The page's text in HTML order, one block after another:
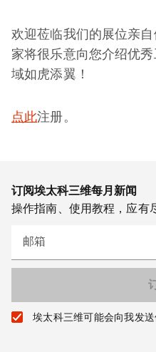
欢迎莅临我们的展位亲
家将很乐意向您介绍优
域如虎添翼！
点此注册。
订阅埃太科三维每月新闻
操作指南、使用教程，应有
邮箱
埃太科三维可能会向我发